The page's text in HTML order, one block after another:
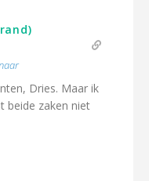
Dries. Maar ik
beide zaken niet